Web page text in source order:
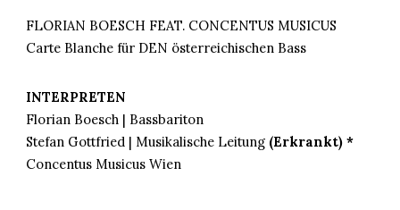
FLORIAN BOESCH FEAT. CONCENTUS MUSICUS
Carte Blanche für DEN österreichischen Bass
INTERPRETEN
Florian Boesch | Bassbariton
Stefan Gottfried | Musikalische Leitung (Erkrankt) *
Concentus Musicus Wien